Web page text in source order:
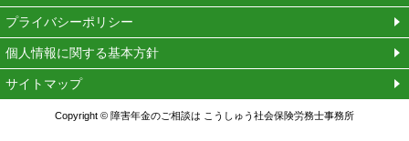
プライバシーポリシー
個人情報に関する基本方針
サイトマップ
Copyright © 障害年金のご相談は こうしゅう社会保険労務士事務所